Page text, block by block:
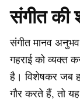
संगीत की
संगीत मानव
गहराई को व्यक्त
है। विशेषकर जब
गौर करते हैं, तो